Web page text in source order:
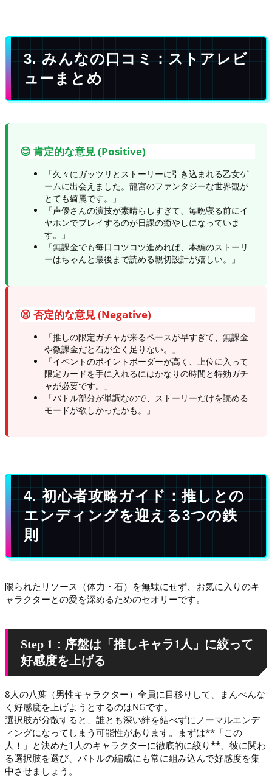
3. みんなの口コミ：ストアレビ
ューまとめ
😊 肯定的な意見 (Positive)
「久々にガッツリとストーリーに引き込まれる乙女ゲ
ームに出会えました。龍宮のファンタジーな世界観が
とても綺麗です。」
「声優さんの演技が素晴らしすぎて、毎晩寝る前にイ
ヤホンでプレイするのが日課の癒やしになっていま
す。」
「無課金でも毎日コツコツ進めれば、本編のストーリ
ーはちゃんと最後まで読める親切設計が嬉しい。」
😫 否定的な意見 (Negative)
「推しの限定ガチャが来るペースが早すぎて、無課金
や微課金だと石が全く足りない。」
「イベントのポイントボーダーが高く、上位に入って
限定カードを手に入れるにはかなりの時間と特効ガチ
ャが必要です。」
「バトル部分が単調なので、ストーリーだけを読める
モードが欲しかったかも。」
4. 初心者攻略ガイド：推しとの
エンディングを迎える3つの鉄
則
限られたリソース（体力・石）を無駄にせず、お気に入りのキ
ャラクターとの愛を深めるためのセオリーです。
Step 1：序盤は「推しキャラ1人」に絞って
好感度を上げる
8人の八葉（男性キャラクター）全員に目移りして、まんべんな
く好感度を上げようとするのはNGです。
選択肢が分散すると、誰とも深い絆を結べずにノーマルエンデ
ィングになってしまう可能性があります。まずは**「この
人！」と決めた1人のキャラクターに徹底的に絞り**、彼に関わ
る選択肢を選び、バトルの編成にも常に組み込んで好感度を集
中させましょう。